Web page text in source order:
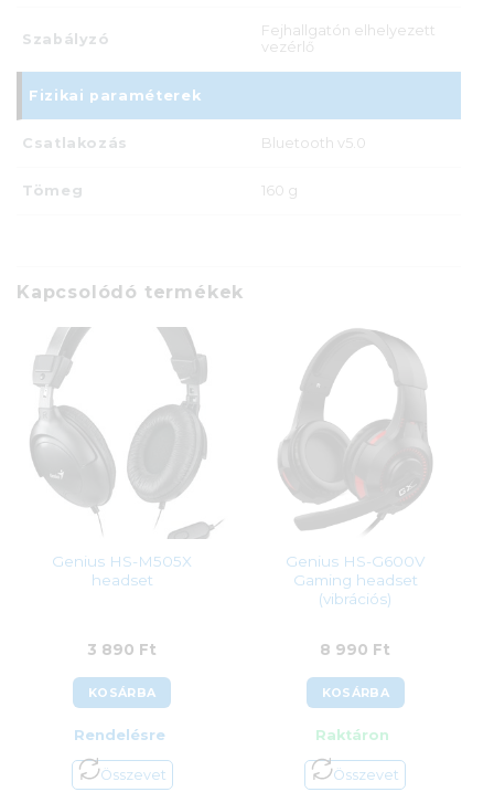
Szabályzó
Fejhallgatón elhelyezett
vezérlő
Fizikai paraméterek
Csatlakozás Bluetooth v5.0
Tömeg 160 g
Kapcsolódó termékek
Genius HS-M505X
headset
3 890 Ft
KOSÁRBA
Rendelésre
Összevet
Genius HS-G600V
Gaming headset
(vibrációs)
8 990 Ft
KOSÁRBA
Raktáron
Összevet